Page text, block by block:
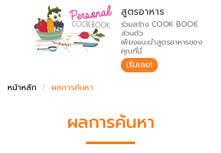
เปรียบเทียบหน่วยการตวง
เปรียบเทียบอุณหภูมิ
เปรียบเทียบน้ำหนักวัตถุดิบ
สร้าง Cookbook
สูตรอาหาร
ร่วมสร้าง COOK BOOK
ส่วนตัว
เพียงแนะนำสูตรอาหารของ
คุณที่นี่
เริ่มเลย!
หน้าหลัก
ผลการค้นหา
ผลการค้นหา